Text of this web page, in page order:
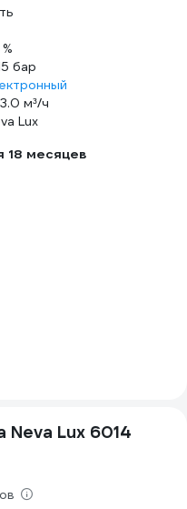
бар
3.0 м³/ч
Lux
18 месяцев
Neva Lux 6014